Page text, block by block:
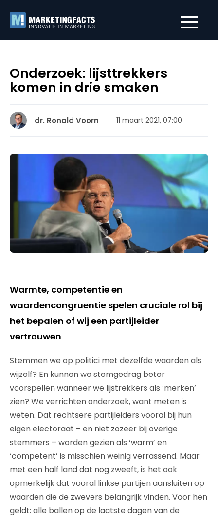
Onderzoek: lijsttrekkers
komen in drie smaken
dr. Ronald Voorn 11 maart 2021, 07:00
Warmte, competentie en
waardencongruentie spelen cruciale rol bij
het bepalen of wij een partijleider
vertrouwen
Stemmen we op politici met dezelfde waarden als
wijzelf? En kunnen we stemgedrag beter
voorspellen wanneer we lijstrekkers als ‘merken’
zien? We verrichten onderzoek, want meten is
weten. Dat rechtsere partijleiders vooral bij hun
eigen electoraat – en niet zozeer bij overige
stemmers – worden gezien als ‘warm’ en
‘competent’ is misschien weinig verrassend. Maar
met een half land dat nog zweeft, is het ook
opmerkelijk dat vooral linkse partijen aansluiten op
waarden die de zwevers belangrijk vinden. Voor hen
geldt: alle ballen op de laatste dagen van de